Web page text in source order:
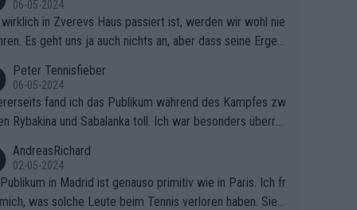
06-05-2024
wirklich in Zverevs Haus passiert ist, werden wir wohl nie
Es geht uns ja auch nichts an, aber dass seine Ergeb
Peter Tennisfieber
06-05-2024
fand ich das Publikum während des Kampfes zw
Rybakina und Sabalanka toll. Ich war besonders überras
AndreasRichard
02-05-2024
in Madrid ist genauso primitiv wie in Paris. Ich fr
was solche Leute beim Tennis verloren haben. Sie s